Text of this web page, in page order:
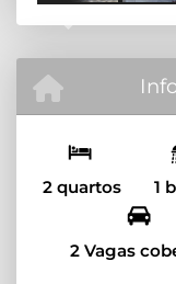
2 quartos 1
2 Vagas